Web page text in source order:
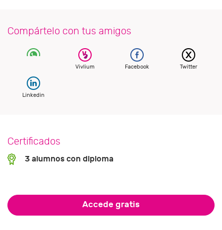
Compártelo con tus amigos
Vivlium Facebook Twitter
Linkedin
Certificados
3 alumnos con diploma
Accede gratis